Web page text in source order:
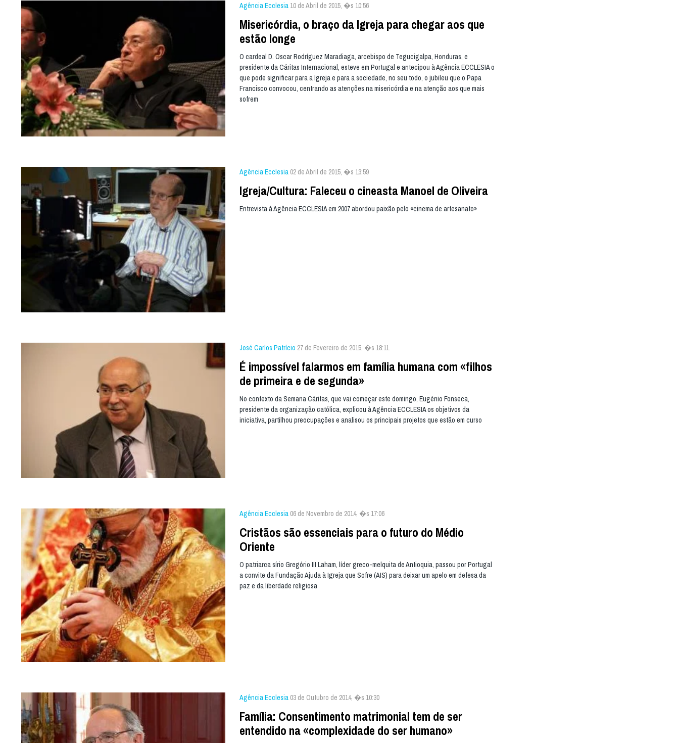
Agência Ecclesia 10 de Abril de 2015, �s 10:56
Misericórdia, o braço da Igreja para chegar aos que
estão longe
O cardeal D. Oscar Rodríguez Maradiaga, arcebispo de Tegucigalpa, Honduras, e
presidente da Cáritas Internacional, esteve em Portugal e antecipou à Agência ECCLESIA o
que pode significar para a Igreja e para a sociedade, no seu todo, o jubileu que o Papa
Francisco convocou, centrando as atenções na misericórdia e na atenção aos que mais
sofrem
Agência Ecclesia 02 de Abril de 2015, �s 13:59
Igreja/Cultura: Faleceu o cineasta Manoel de Oliveira
Entrevista à Agência ECCLESIA em 2007 abordou paixão pelo «cinema de artesanato»
José Carlos Patrício 27 de Fevereiro de 2015, �s 18:11
É impossível falarmos em família humana com «filhos
de primeira e de segunda»
No contexto da Semana Cáritas, que vai começar este domingo, Eugénio Fonseca,
presidente da organização católica, explicou à Agência ECCLESIA os objetivos da
iniciativa, partilhou preocupações e analisou os principais projetos que estão em curso
Agência Ecclesia 06 de Novembro de 2014, �s 17:06
Cristãos são essenciais para o futuro do Médio
Oriente
O patriarca sírio Gregório III Laham, líder greco-melquita de Antioquia, passou por Portugal
a convite da Fundação Ajuda à Igreja que Sofre (AIS) para deixar um apelo em defesa da
paz e da liberdade religiosa
Agência Ecclesia 03 de Outubro de 2014, �s 10:30
Família: Consentimento matrimonial tem de ser
entendido na «complexidade do ser humano»